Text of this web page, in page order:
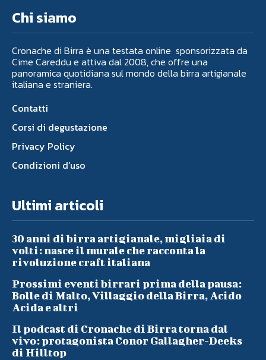
Chi siamo
Cronache di Birra è una testata online sponsorizzata da
Cime Careddu e attiva dal 2008, che offre una
panoramica quotidiana sul mondo della birra artigianale
italiana e straniera.
Contatti
Corsi di degustazione
Privacy Policy
Condizioni d’uso
Ultimi articoli
30 anni di birra artigianale, migliaia di
volti: nasce il murale che racconta la
rivoluzione craft italiana
Prossimi eventi birrari prima della pausa:
Bolle di Malto, Villaggio della Birra, Acido
Acida e altri
Il podcast di Cronache di Birra torna dal
vivo: protagonista Conor Gallagher-Deeks
di Hilltop